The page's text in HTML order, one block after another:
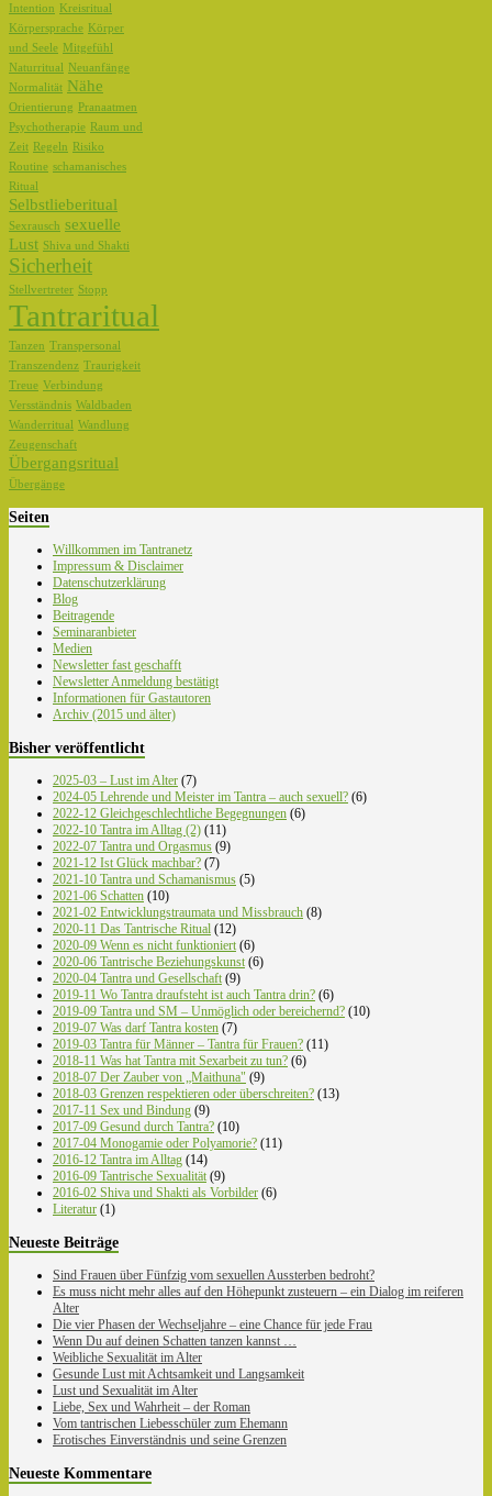
Intention
Kreisritual
Körpersprache Körper
und Seele Mitgefühl
Naturritual
Neuanfänge
Normalität Nähe
Orientierung
Pranaatmen
Psychotherapie Raum und
Zeit Regeln
Risiko
Routine schamanisches
Ritual
Selbstlieberitual
Sexrausch sexuelle
Lust Shiva und Shakti
Sicherheit
Stellvertreter Stopp
Tantraritual
Tanzen Transpersonal
Transzendenz Traurigkeit
Treue Verbindung
Versständnis Waldbaden
Wanderritual Wandlung
Zeugenschaft
Übergangsritual
Übergänge
Seiten
Willkommen im Tantranetz
Impressum & Disclaimer
Datenschutzerklärung
Blog
Beitragende
Seminaranbieter
Medien
Newsletter fast geschafft
Newsletter Anmeldung bestätigt
Informationen für Gastautoren
Archiv (2015 und älter)
Bisher veröffentlicht
2025-03 – Lust im Alter (7)
2024-05 Lehrende und Meister im Tantra – auch sexuell? (6)
2022-12 Gleichgeschlechtliche Begegnungen (6)
2022-10 Tantra im Alltag (2) (11)
2022-07 Tantra und Orgasmus (9)
2021-12 Ist Glück machbar? (7)
2021-10 Tantra und Schamanismus (5)
2021-06 Schatten (10)
2021-02 Entwicklungstraumata und Missbrauch (8)
2020-11 Das Tantrische Ritual (12)
2020-09 Wenn es nicht funktioniert (6)
2020-06 Tantrische Beziehungskunst (6)
2020-04 Tantra und Gesellschaft (9)
2019-11 Wo Tantra draufsteht ist auch Tantra drin? (6)
2019-09 Tantra und SM – Unmöglich oder bereichernd? (10)
2019-07 Was darf Tantra kosten (7)
2019-03 Tantra für Männer – Tantra für Frauen? (11)
2018-11 Was hat Tantra mit Sexarbeit zu tun? (6)
2018-07 Der Zauber von „Maithuna" (9)
2018-03 Grenzen respektieren oder überschreiten? (13)
2017-11 Sex und Bindung (9)
2017-09 Gesund durch Tantra? (10)
2017-04 Monogamie oder Polyamorie? (11)
2016-12 Tantra im Alltag (14)
2016-09 Tantrische Sexualität (9)
2016-02 Shiva und Shakti als Vorbilder (6)
Literatur (1)
Neueste Beiträge
Sind Frauen über Fünfzig vom sexuellen Aussterben bedroht?
Es muss nicht mehr alles auf den Höhepunkt zusteuern – ein Dialog im reiferen
Alter
Die vier Phasen der Wechseljahre – eine Chance für jede Frau
Wenn Du auf deinen Schatten tanzen kannst …
Weibliche Sexualität im Alter
Gesunde Lust mit Achtsamkeit und Langsamkeit
Lust und Sexualität im Alter
Liebe, Sex und Wahrheit – der Roman
Vom tantrischen Liebesschüler zum Ehemann
Erotisches Einverständnis und seine Grenzen
Neueste Kommentare